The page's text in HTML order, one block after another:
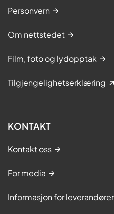
Personvern
Om nettstedet
Film, foto og lydopptak
Tilgjengelighetserklæring
KONTAKT
Kontakt oss
For media
Informasjon for leverandører